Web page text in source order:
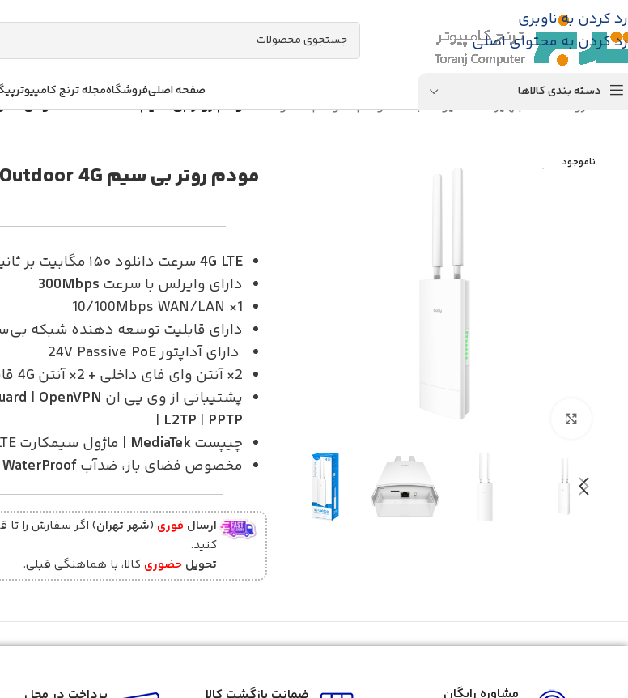
رد کردن به ناوبری
رد کردن به محتوای اصلی
دسته بندی کالاها صفحه اصلیفروشگاهمجله ترنج کامپیوتر
فروشگاه تجهیزات اکتیو شبکه/مودم/مودم 4G و 3G /مودم روتر بی سیم Outdoor 4G کودی مدل LT400 Outdoor
ناموجود
بزرگنمایی تصویر
مودم روتر بی سیم Outdoor 4G کودی مدل LT400 Outdoor
4G LTEسرعت دانلود ۱۵۰ مگابیت بر ثانیه
دارای وایرلس با سرعت 300Mbps
1× 10/100Mbps WAN/LAN
دارای قابلیت توسعه دهنده شبکه
دارای آداپتور 24V PassivePoE
2× آنتن وای فای داخلی + 2× آنتن 4G قابل جدا شدن
پشتیبانی از وی پی ان
| OpenVPN
| L2TP | PPTP
چیپستMediaTek | ماژول سیمکارت LTE
مخصوص فضای باز، ضدآبIP65 WaterProof
ارسال فوری (شهر تهران
کنید.
تحویلحضوری کالا، با هماهنگی قبلی.